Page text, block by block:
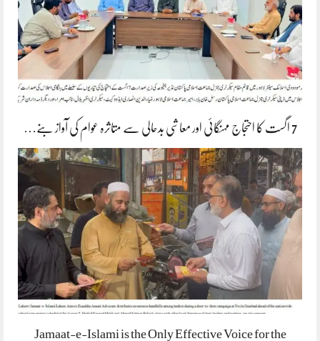
7 اگست کا احتجاج مہنگائی اور معاشی بدحالی سے متاثرہ عوام کی آواز بنے…
Jamaat-e-Islami is the Only Effective Voice for the